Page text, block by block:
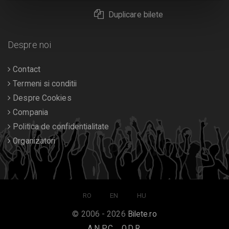
Duplicare bilete
Despre noi
Contact
Termeni si conditii
Despre Cookies
Compania
Politica de confidentialitate
Organizatori
RO EN HU
© 2006 - 2026 Bilete.ro